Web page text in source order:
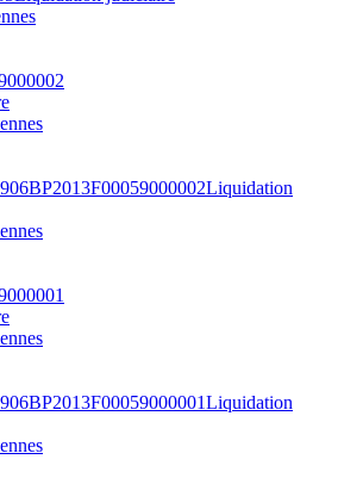
Liquidation
Liquidation